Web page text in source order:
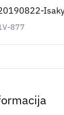
877